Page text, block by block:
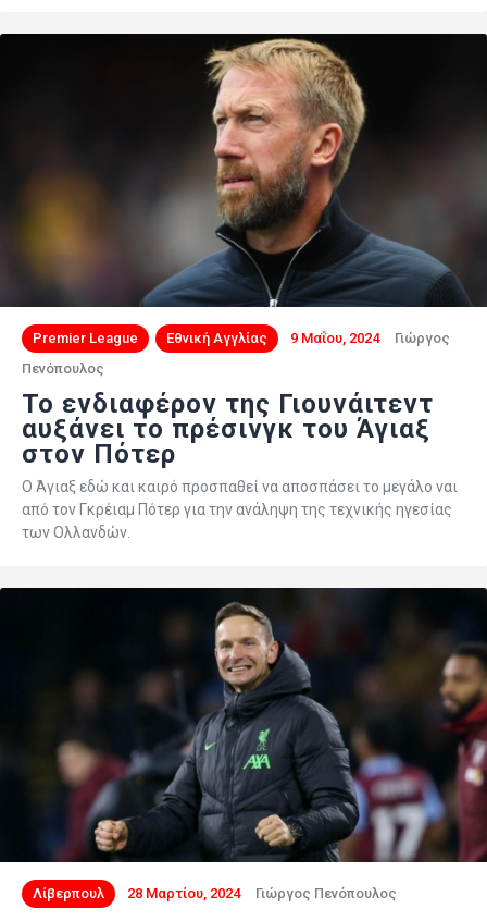
Premier League Εθνική Αγγλίας 9 Μαΐου, 2024
Γιώργος
Πενόπουλος
To ενδιαφέρον της Γιουνάιτεντ
αυξάνει το πρέσινγκ του Άγιαξ
στον Πότερ
Ο Άγιαξ εδώ και καιρό προσπαθεί να αποσπάσει το μεγάλο ναι
από τον Γκρέιαμ Πότερ για την ανάληψη της τεχνικής ηγεσίας
των Ολλανδών.
Λίβερπουλ 28 Μαρτίου, 2024 Γιώργος Πενόπουλος